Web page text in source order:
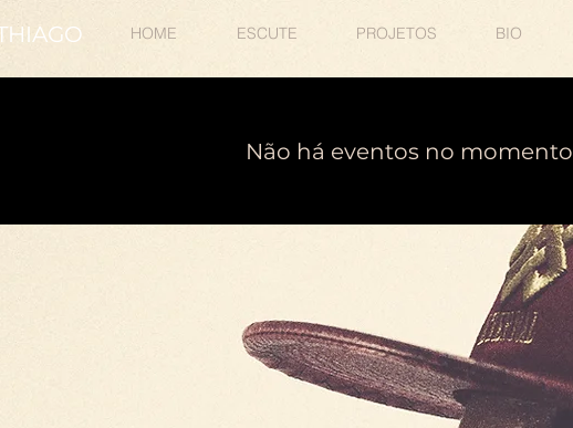
HOME ESCUTE PROJETOS BIO
Não há eventos no momento